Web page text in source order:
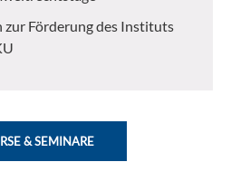
zur Förderung des Instituts
& SEMINARE